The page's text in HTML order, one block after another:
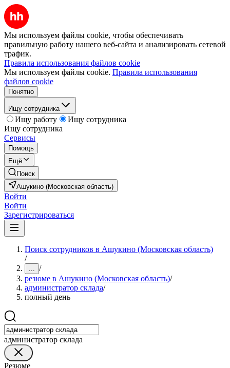
Мы используем файлы cookie, чтобы обеспечивать
правильную работу нашего веб-сайта и анализировать сетевой
трафик.
Правила использования файлов cookie
Мы используем файлы cookie. Правила использования
файлов cookie
Понятно
Ищу сотрудника
Ищу работу
Ищу сотрудника
Ищу сотрудника
Сервисы
Помощь
Ещё
Поиск
Ашукино (Московская область)
Войти
Войти
Зарегистрироваться
Поиск сотрудников в Ашукино (Московская область)
/
... /
резюме в Ашукино (Московская область)/
администратор склада/
полный день
администратор склада
Резюме